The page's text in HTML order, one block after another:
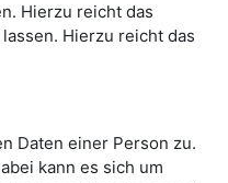
Hierzu reicht das
Hierzu reicht das
Daten einer Person zu.
kann es sich um